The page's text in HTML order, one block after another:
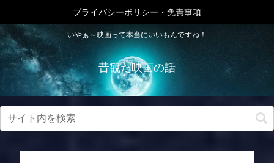
いやぁ～映画って本当にいいもんですね！
昔観た映画の話
プライバシーポリシー・免責事項